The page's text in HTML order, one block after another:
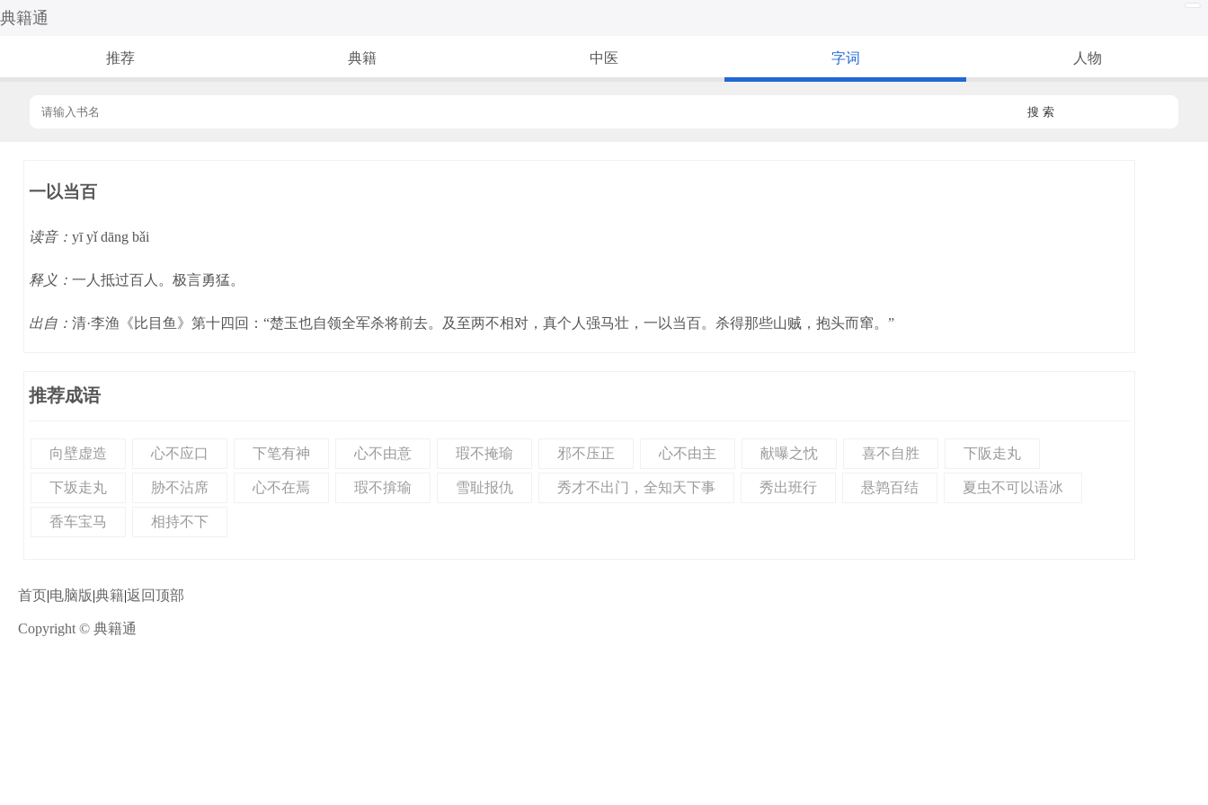
典籍通
推荐 典籍 中医 字词 人物
搜 索
一以当百
读音： yī yǐ dāng bǎi
释义： 一人抵过百人。极言勇猛。
出自： 清·李渔《比目鱼》第十四回：“楚玉也自领全军杀将前去。及至两不相对，真个人强马壮，一以当百。杀得那些山贼，抱头而窜。”
推荐成语
向壁虚造 心不应口 下笔有神 心不由意 瑕不掩瑜 邪不压正 心不由主 献曝之忱 喜不自胜 下阪走丸
下坂走丸 胁不沾席 心不在焉 瑕不揜瑜 雪耻报仇 秀才不出门，全知天下事 秀出班行 悬鹑百结 夏虫不可以语冰
香车宝马 相持不下
首页|电脑版|典籍|返回顶部
Copyright © 典籍通